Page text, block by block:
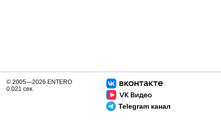
Telegram канал
© 2005—2026 ENTERO
0.021 сек.